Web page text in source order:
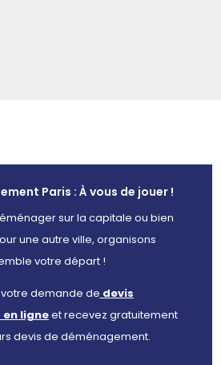
Paris : À vous de jouer !
sur la capitale ou bien
une autre ville, organisons
votre départ !
demande de devis
ligneet recevez gratuitement
devis de déménagement.